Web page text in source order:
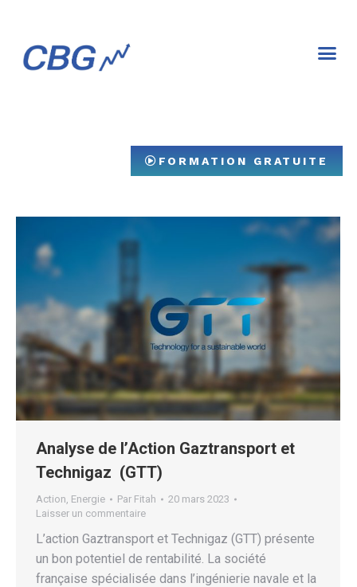
FORMATION GRATUITE
Analyse de l’Action Gaztransport et
Technigaz (GTT)
Action Energie Par Fitah
20 mars 2023
Laisser un commentaire
L’action Gaztransport et Technigaz (GTT) présente
un bon potentiel de rentabilité. La société
française spécialisée dans l’ingénierie navale et la